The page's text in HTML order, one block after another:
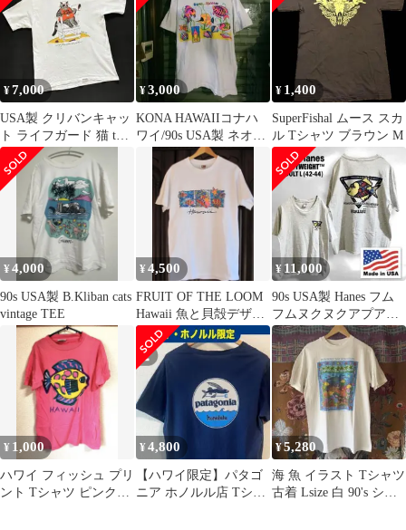
★Humahumu Nukunuku
Apua'a ★protect our
hawaii stage fish
¥7,000
USA製 クリバンキャッ
ト ライフガード 猫 tシ
ャツ 海外古着 ネコt 猫t
¥3,000
KONA HAWAIIコナハ
ワイ/90s USA製 ネオン
カラー 魚 Tシャツ
¥ 1,400
SuperFishal ムース スカ
ル Tシャツ ブラウン M
¥4,000
90s USA製 B.Kliban cats
vintage TEE
¥4,500
FRUIT OF THE LOOM
Hawaii 魚と貝殻デザイ
ン Tシャツ
¥11,000
90s USA製 Hanes フム
フムヌクヌクアプアア
両面プリントTシャツ L
¥ 1,000
ハワイ フィッシュ プリ
ント Tシャツ ピンク
¥4,800
【ハワイ限定】パタゴ
ニア ホノルル店 Tシャ
¥5,280
海 魚 イラスト Tシャツ
古着 Lsize 白 90's シン